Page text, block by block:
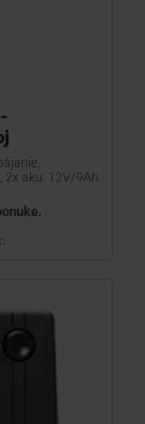
2x aku. 12V/9Ah